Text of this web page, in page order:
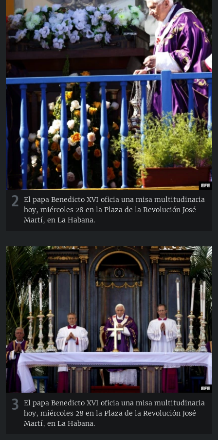
2
El papa Benedicto XVI oficia una misa multitudinaria
hoy, miércoles 28 en la Plaza de la Revolución José
Martí, en La Habana.
3
El papa Benedicto XVI oficia una misa multitudinaria
hoy, miércoles 28 en la Plaza de la Revolución José
Martí, en La Habana.